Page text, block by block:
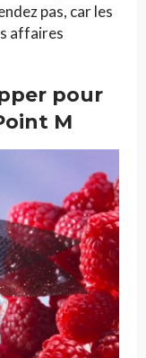
pas, car les
affaires
pour
M